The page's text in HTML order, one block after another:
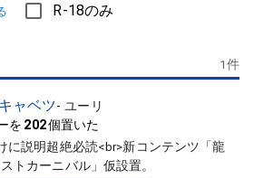
R-18のみ
1件
ャベツ-ユーリ
を 202個置いた
に説明超絶必読<br>新コンテンツ「龍
トカーニバル」仮設置。